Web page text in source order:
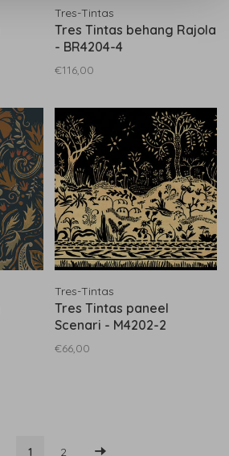
Tres-Tintas
Tres Tintas behang Rajola
- BR4204-4
€116,00
Tres-Tintas
Tres Tintas paneel
Scenari - M4202-2
€66,00
1 2